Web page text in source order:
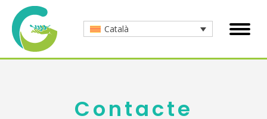
Català
Contacte